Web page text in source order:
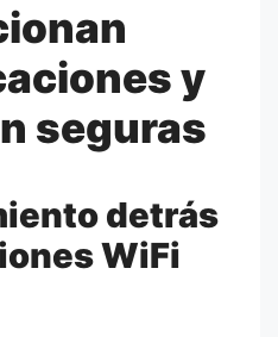
y
seguras
detrás
WiFi